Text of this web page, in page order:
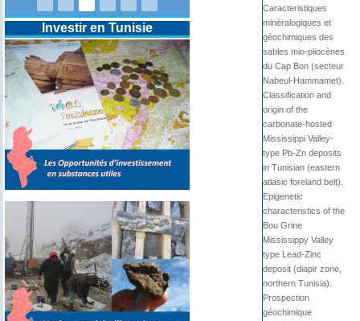
Investir en Tunisie
Caracteristiques
minéralogiques et
géochimiques des
sables mio-pliocènes
du Cap Bon (secteur
Nabeul-Hammamet).
Classification and
origin of the
carbonate-hosted
Mississippi Valley-
type Pb-Zn deposits
in Tunisian (eastern
atlasic foreland belt).
Epigenetic
characteristics of the
Bou Grine
Mississippy Valley
type Lead-Zinc
deposit (diapir zone,
northern Tunisia).
Prospection
géochimique